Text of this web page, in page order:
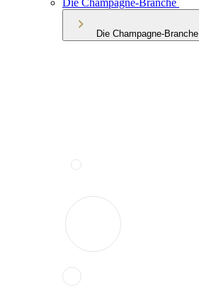
Die Champagne-Branche
Die Champagne-Branche